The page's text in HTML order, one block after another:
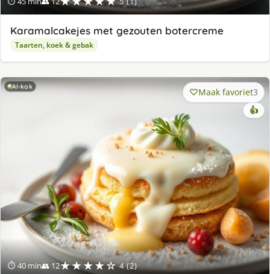
Karamalcakejes met gezouten botercreme
Taarten, koek & gebak
AI-kok
⏱ 40 min👥 12★★★★☆ 4 (2)
Maak favoriet3
👍